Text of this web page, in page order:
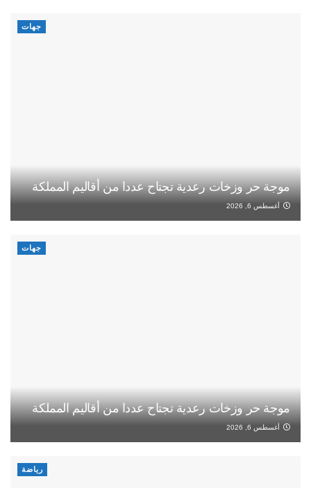
جهات
موجة حر وزخات رعدية تجتاح عددا من أقاليم المملكة
أغسطس 6, 2026
جهات
موجة حر وزخات رعدية تجتاح عددا من أقاليم المملكة
أغسطس 6, 2026
رياضة